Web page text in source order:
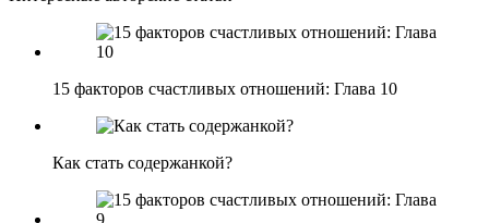
15 факторов счастливых отношений: Глава 10
Как стать содержанкой?